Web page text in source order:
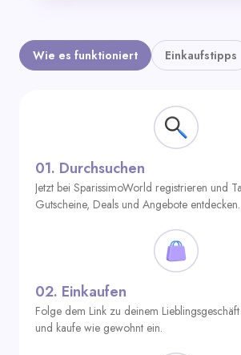
Wie es funktioniert Einkaufstipps
01. Durchsuchen
Jetzt bei SparissimoWorld registrieren und
Gutscheine, Deals und Angebote entdecken.
02. Einkaufen
Folge dem Link zu deinem
und kaufe wie gewohnt ein.